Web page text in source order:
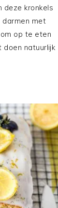
deze kronkels
darmen met
op te eten
doen natuurlijk